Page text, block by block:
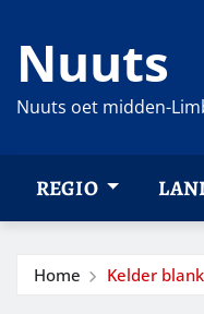
naar
inhoud
Nuuts
Nuuts oet midden-
REGIO
Home Kelder